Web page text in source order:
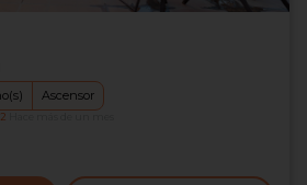
Ascensor